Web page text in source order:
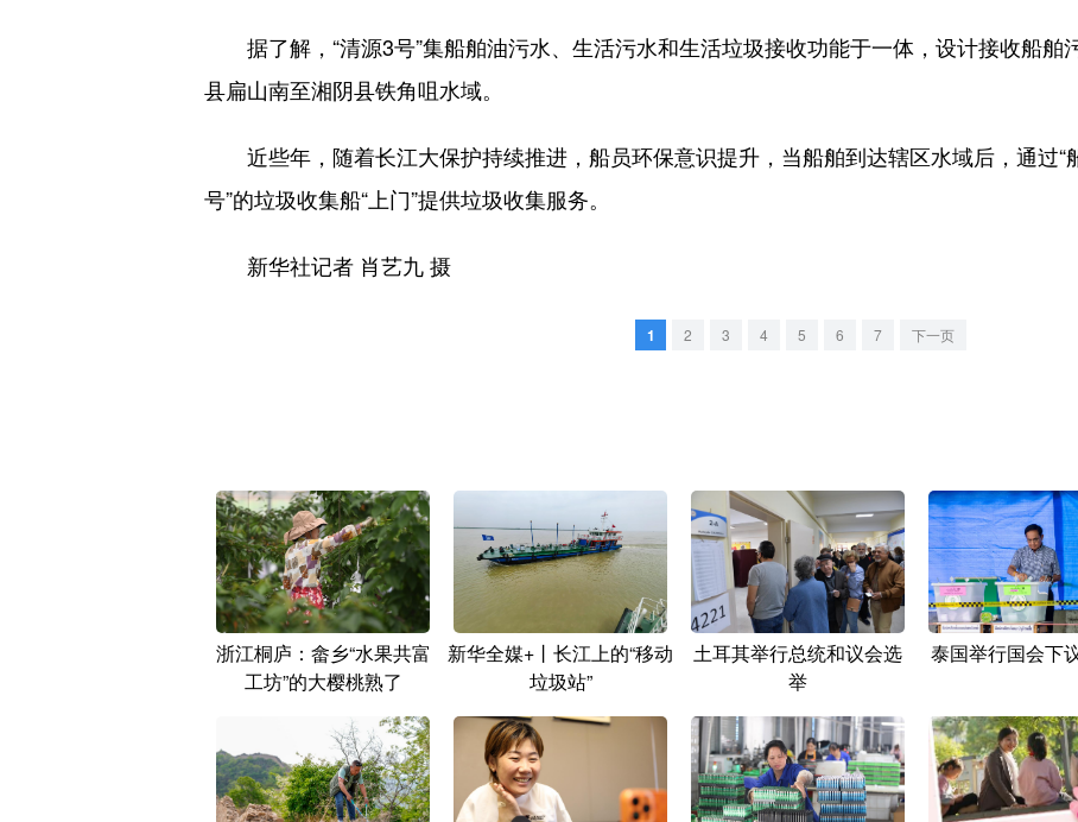
据了解，“清源3号”集船舶油污水、生活污水和生活垃圾接收功能于一体，设计接收船舶
县扁山南至湘阴县铁角咀水域。
近些年，随着长江大保护持续推进，船员环保意识提升，当船舶到达辖区水域后，通过“
号”的垃圾收集船“上门”提供垃圾收集服务。
新华社记者 肖艺九 摄
1 2 3 4 5 6 7 下一页
浙江桐庐：畲乡“水果共富
工坊”的大樱桃熟了
新华全媒+丨长江上的“移动
垃圾站”
土耳其举行总统和议会选
举
泰国举行国会下